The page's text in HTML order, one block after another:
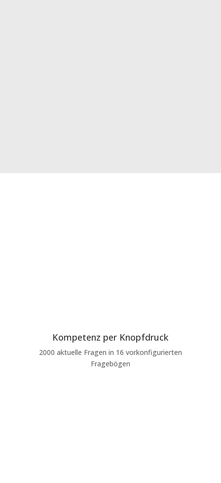
Kompetenz per Knopfdruck
2000 aktuelle Fragen in 16 vorkonfigurierten
Fragebögen